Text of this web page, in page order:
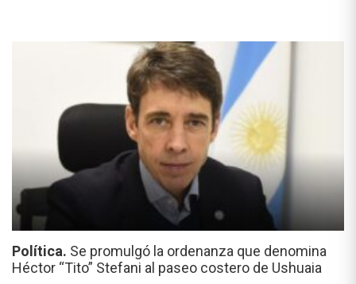
Política. Se promulgó la ordenanza que denomina
Héctor “Tito” Stefani al paseo costero de Ushuaia